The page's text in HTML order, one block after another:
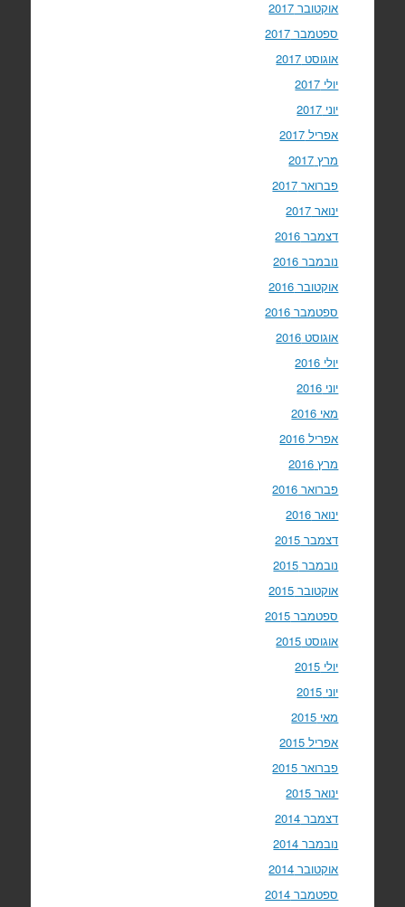
אוקטובר 2017
ספטמבר 2017
אוגוסט 2017
יולי 2017
יוני 2017
אפריל 2017
מרץ 2017
פברואר 2017
ינואר 2017
דצמבר 2016
נובמבר 2016
אוקטובר 2016
ספטמבר 2016
אוגוסט 2016
יולי 2016
יוני 2016
מאי 2016
אפריל 2016
מרץ 2016
פברואר 2016
ינואר 2016
דצמבר 2015
נובמבר 2015
אוקטובר 2015
ספטמבר 2015
אוגוסט 2015
יולי 2015
יוני 2015
מאי 2015
אפריל 2015
פברואר 2015
ינואר 2015
דצמבר 2014
נובמבר 2014
אוקטובר 2014
ספטמבר 2014